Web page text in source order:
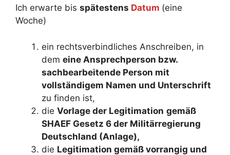
Ich erwarte bis spätestens Datum (eine
Woche)
ein rechtsverbindliches Anschreiben, in
dem eine Ansprechperson bzw.
sachbearbeitende Person mit
vollständigem Namen und Unterschrift
zu finden ist,
die Vorlage der Legitimation gemäß
SHAEF Gesetz 6 der Militärregierung
Deutschland (Anlage),
die Legitimation gemäß vorrangig und